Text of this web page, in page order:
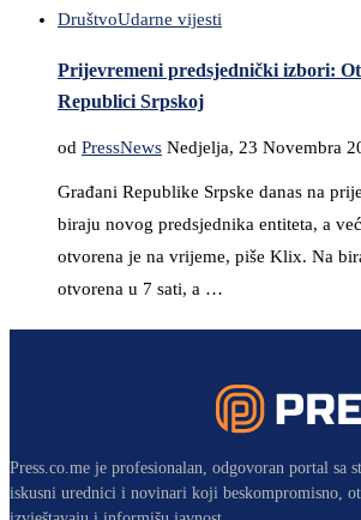
DruštvoUdarne vijesti
Prijevremeni predsjednički izbori:
Republici Srpskoj
od PressNews Nedjelja, 23 Novembra
Građani Republike Srpske danas na
biraju novog predsjednika entiteta, a
otvorena je na vrijeme, piše Klix. Na
otvorena u 7 sati, a …
Press.co.me je profesionalan, odgovoran portal sa
iskusni urednici i novinari koji beskompromisno,